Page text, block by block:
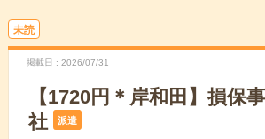
未読
掲載日 2026/07/31
【1720円＊岸和田】損保
社
派遣